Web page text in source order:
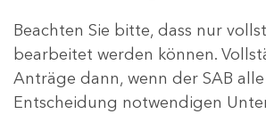
Beachten Sie bitte, dass nur
bearbeitet werden können.
Anträge dann, wenn der SAB
Entscheidung notwendigen